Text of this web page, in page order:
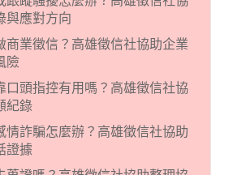
而瞧不起其他國家的人，所以沙
與應對方向
商業徵信？高雄徵信社協助企業
險
口頭指控有用嗎？高雄徵信社協
紀錄
情詐騙怎麼辦？高雄徵信社協助
證據